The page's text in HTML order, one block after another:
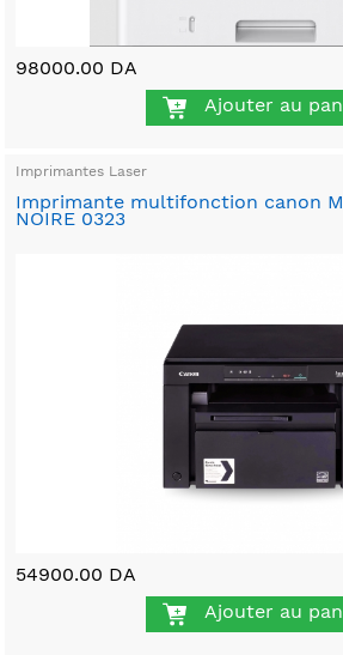
98000.00 DA
Ajouter au
Imprimantes Laser
Imprimante multifonction canon
NOIRE 0323
54900.00 DA
Ajouter au